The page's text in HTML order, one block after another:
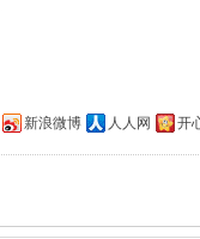
新浪微博 人人网 开